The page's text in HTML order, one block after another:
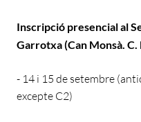
Inscripció presencial al
Garrotxa (Can Monsà.
- 14 i 15 de setembre
excepte C2)